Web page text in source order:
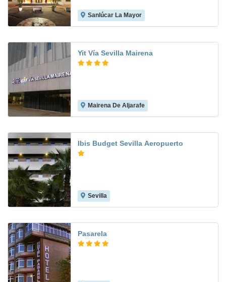
Sanlúcar La Mayor
Yit Vía Sevilla Mairena
Mairena De Aljarafe
Ibis Budget Sevilla Aeropuerto
Sevilla
Pasarela